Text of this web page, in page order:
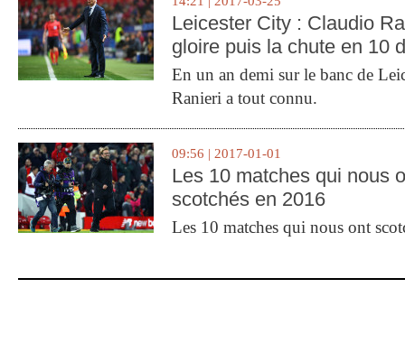
Leicester City : Claudio
gloire puis la chute en 10
En un an demi sur le banc de
Ranieri a tout connu.
09:56 | 2017-01-01
Les 10 matches qui nous
scotchés en 2016
Les 10 matches qui nous ont